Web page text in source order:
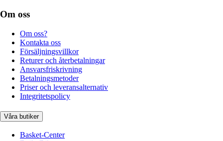
Om oss
Om oss?
Kontakta oss
Försäljningsvillkor
Returer och återbetalningar
Ansvarsfriskrivning
Betalningsmetoder
Priser och leveransalternativ
Integritetspolicy
Våra butiker
Basket-Center